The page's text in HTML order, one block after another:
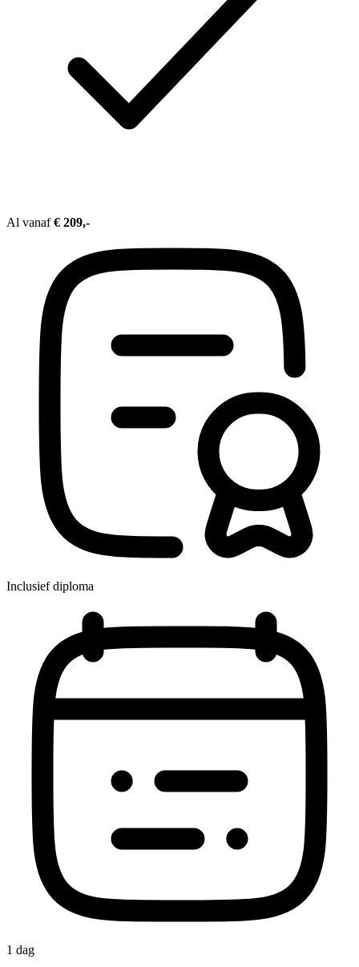
Al vanaf€ 209,-
Inclusief diploma
1 dag